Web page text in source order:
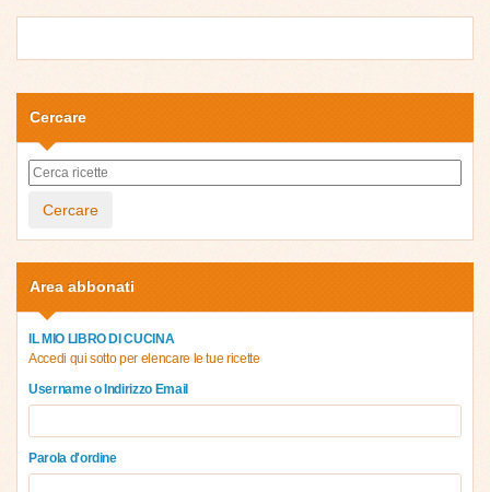
Cercare
Cercare
Area abbonati
IL MIO LIBRO DI CUCINA
Accedi qui sotto per elencare le tue ricette
Username o Indirizzo Email
Parola d'ordine